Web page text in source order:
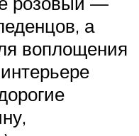
а
воплощения